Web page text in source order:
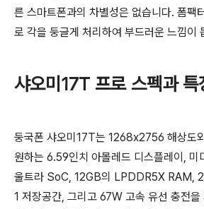
른 스마트폰과의 차별성은 없습니다. 폼팩
로 각을 둥글게 처리하여 부드러운 느낌이
샤오미17T 프로 스펙과 특
둥국폰 샤오미17T는 1268x2756 해상도
원하는 6.59인치 아몰레드 디스플레이,
울트라 SoC, 12GB의 LPDDR5X RAM,
1 저장공간, 그리고 67W 고속 유선 충전